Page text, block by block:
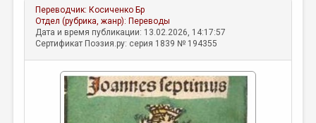
КОММЕНТАРИИ
ЛИТСАЛОН
ПРАВИЛА САЙТА
Переводчик: Косиченко Бр
Отдел (рубрика, жанр): Переводы
Дата и время публикации: 13.02.2026, 14:17:57
Сертификат Поэзия.ру: серия 1839 № 194355